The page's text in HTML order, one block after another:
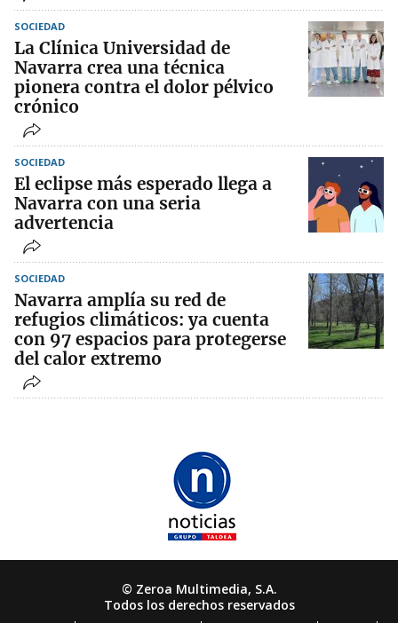
SOCIEDAD
La Clínica Universidad de
Navarra crea una técnica
pionera contra el dolor pélvico
crónico
SOCIEDAD
El eclipse más esperado llega a
Navarra con una seria
advertencia
SOCIEDAD
Navarra amplía su red de
refugios climáticos: ya cuenta
con 97 espacios para protegerse
del calor extremo
© Zeroa Multimedia, S.A.
Todos los derechos reservados